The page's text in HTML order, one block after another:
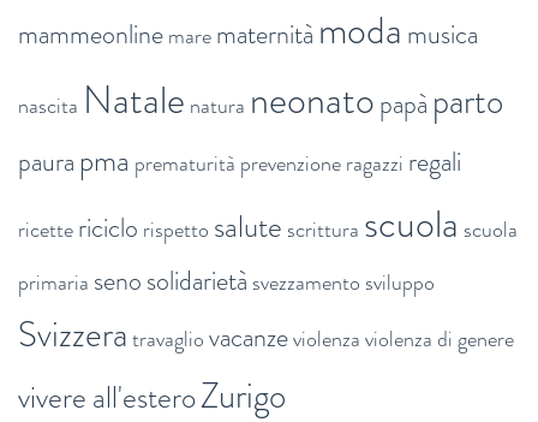
mammeonlinemarematernità moda musica
nascita Natale natura neonatopapà parto
paura pma prematurità prevenzioneragazzi regali
ricettericiclo rispetto salute scrittura scuola scuola
primaria senosolidarietà svezzamento sviluppo
Svizzeratravagliovacanzeviolenzaviolenza di genere
vivere all'esteroZurigo